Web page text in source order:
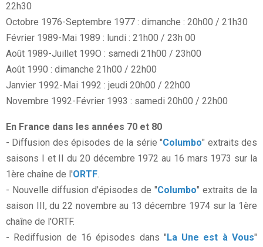
22h30
Octobre 1976-Septembre 1977 : dimanche : 20h00 / 21h30
Février 1989-Mai 1989 : lundi : 21h00 / 23h 00
Août 1989-Juillet 199O : samedi 21h00 / 23h00
Août 1990 : dimanche 21h00 / 22h00
Janvier 1992-Mai 1992 : jeudi 20h00 / 22h00
Novembre 1992-Février 1993 : samedi 20h00 / 22h00
En France dans les années 70 et 80
- Diffusion des épisodes de la série "Columbo" extraits des
saisons I et II du 20 décembre 1972 au 16 mars 1973 sur la
1ère chaîne de l'ORTF.
- Nouvelle diffusion d'épisodes de "Columbo" extraits de la
saison III, du 22 novembre au 13 décembre 1974 sur la 1ère
chaîne de l'ORTF.
- Rediffusion de 16 épisodes dans " La Une est à Vous"